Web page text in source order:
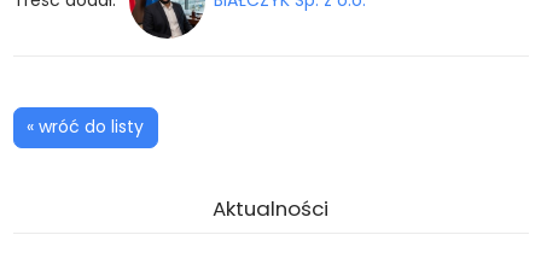
« wróć do listy
Aktualności